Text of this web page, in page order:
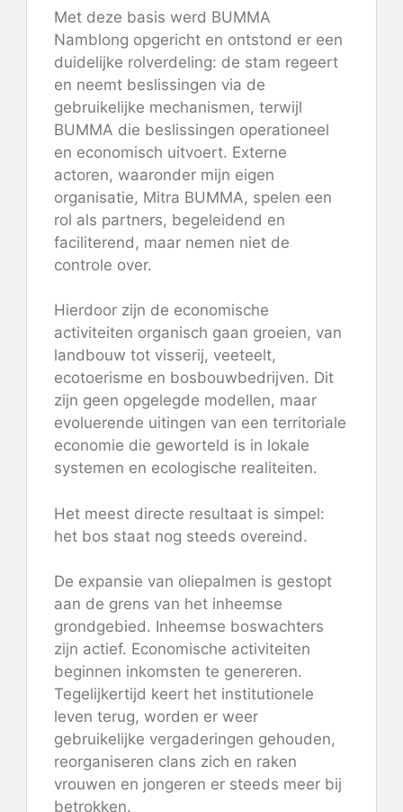
Met deze basis werd BUMMA
Namblong opgericht en ontstond er een
duidelijke rolverdeling: de stam regeert
en neemt beslissingen via de
gebruikelijke mechanismen, terwijl
BUMMA die beslissingen operationeel
en economisch uitvoert. Externe
actoren, waaronder mijn eigen
organisatie, Mitra BUMMA, spelen een
rol als partners, begeleidend en
faciliterend, maar nemen niet de
controle over.
Hierdoor zijn de economische
activiteiten organisch gaan groeien, van
landbouw tot visserij, veeteelt,
ecotoerisme en bosbouwbedrijven. Dit
zijn geen opgelegde modellen, maar
evoluerende uitingen van een territoriale
economie die geworteld is in lokale
systemen en ecologische realiteiten.
Het meest directe resultaat is simpel:
het bos staat nog steeds overeind.
De expansie van oliepalmen is gestopt
aan de grens van het inheemse
grondgebied. Inheemse boswachters
zijn actief. Economische activiteiten
beginnen inkomsten te genereren.
Tegelijkertijd keert het institutionele
leven terug, worden er weer
gebruikelijke vergaderingen gehouden,
reorganiseren clans zich en raken
vrouwen en jongeren er steeds meer bij
betrokken.